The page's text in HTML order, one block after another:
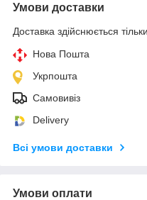
Умови доставки
Доставка здійснюється
Нова Пошта
Укрпошта
Самовивіз
Delivery
Всі умови доставки
Умови оплати